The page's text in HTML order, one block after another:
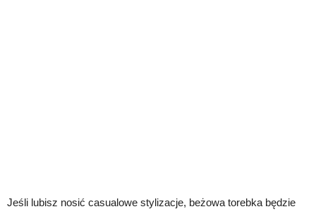
Jeśli lubisz nosić casualowe stylizacje, beżowa torebka będzie